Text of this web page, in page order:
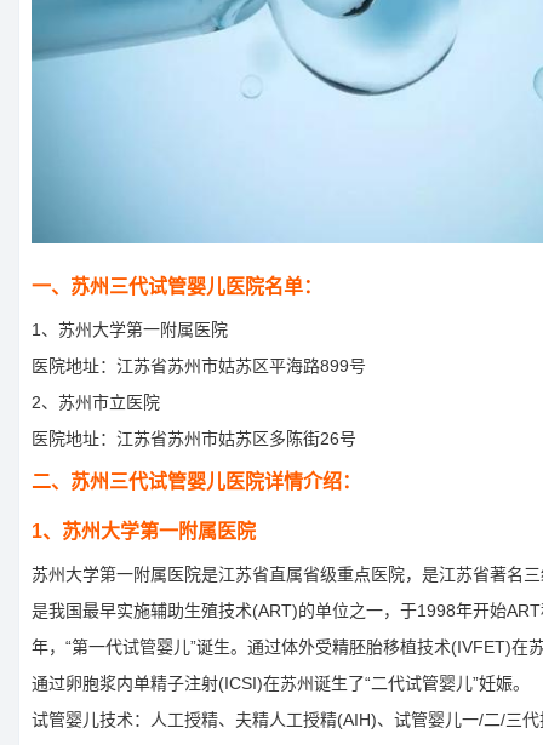
一、苏州三代试管婴儿医院名单：
1、苏州大学第一附属医院
医院地址：江苏省苏州市姑苏区平海路899号
2、苏州市立医院
医院地址：江苏省苏州市姑苏区多陈街26号
二、苏州三代试管婴儿医院详情介绍：
1、苏州大学第一附属医院
苏州大学第一附属医院是江苏省直属省级重点医院，是江苏省著名
是我国最早实施辅助生殖技术(ART)的单位之一，于1998年开始
年，“第一代试管婴儿”诞生。通过体外受精胚胎移植技术(IVFET)在
通过卵胞浆内单精子注射(ICSI)在苏州诞生了“二代试管婴儿”妊娠。
试管婴儿技术：人工授精、夫精人工授精(AIH)、试管婴儿一/二/三代